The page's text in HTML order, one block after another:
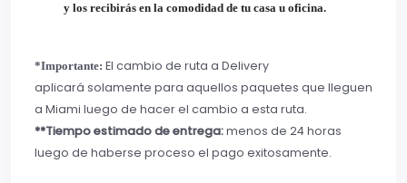
y los recibirás en la comodidad de tu casa u oficina.
*Importante: El cambio de ruta a Delivery
aplicará solamente para aquellos paquetes que lleguen
a Miami luego de hacer el cambio a esta ruta.
**Tiempo estimado de entrega:menos de 24 horas
luego de haberse proceso el pago exitosamente.